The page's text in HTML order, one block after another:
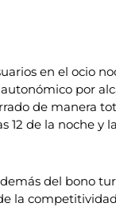
en el ocio
por
de manera
12 de la noche y
del bono
la